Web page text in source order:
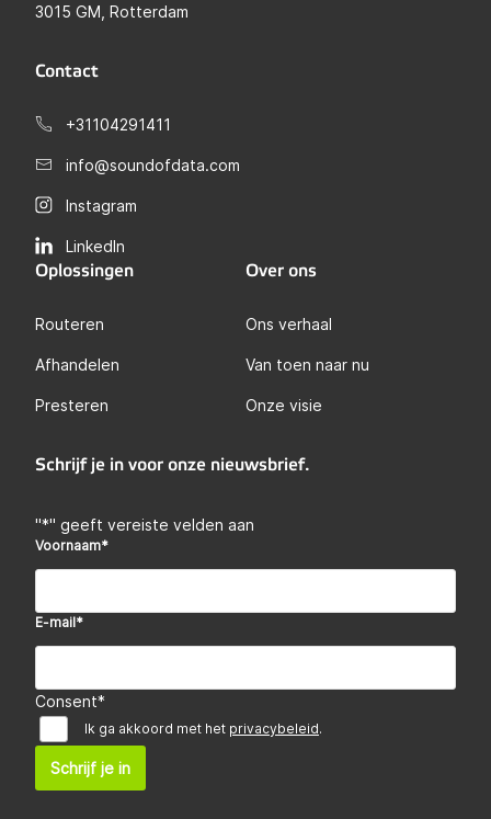
3015 GM, Rotterdam
Contact
+31104291411
info@soundofdata.com
Instagram
LinkedIn
Oplossingen
Routeren
Afhandelen
Presteren
Over ons
Ons verhaal
Van toen naar nu
Onze visie
Schrijf je in voor onze nieuwsbrief.
"*" geeft vereiste velden aan
Voornaam*
E-mail*
Consent*
Ik ga akkoord met het privacybeleid.
Schrijf je in